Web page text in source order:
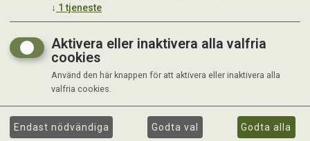
↓ 1 tjeneste
Aktivera eller inaktivera alla valfria
cookies
Använd den här knappen för att aktivera eller inaktivera alla
valfria cookies.
Endast nödvändiga Godta val Godta alla